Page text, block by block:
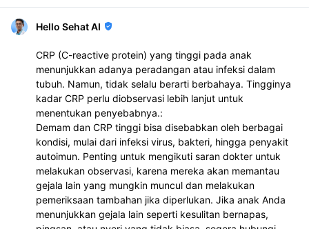
Hello Sehat AI
CRP (C-reactive protein) yang tinggi pada anak
menunjukkan adanya peradangan atau infeksi dalam
tubuh. Namun, tidak selalu berarti berbahaya. Tingginya
kadar CRP perlu diobservasi lebih lanjut untuk
menentukan penyebabnya.:
Demam dan CRP tinggi bisa disebabkan oleh berbagai
kondisi, mulai dari infeksi virus, bakteri, hingga penyakit
autoimun. Penting untuk mengikuti saran dokter untuk
melakukan observasi, karena mereka akan memantau
gejala lain yang mungkin muncul dan melakukan
pemeriksaan tambahan jika diperlukan. Jika anak Anda
menunjukkan gejala lain seperti kesulitan bernapas,